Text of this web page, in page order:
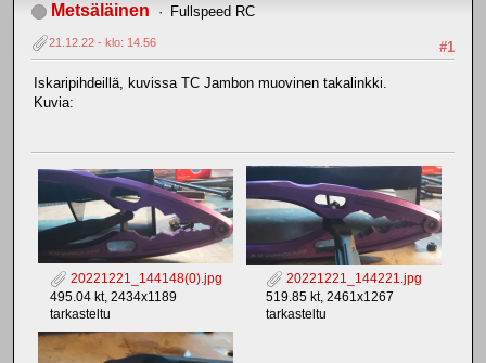
Metsäläinen Fullspeed RC
#1
21.12.22 - klo: 14.56
Iskaripihdeillä, kuvissa TC Jambon muovinen takalinkki.
Kuvia:
20221221_144148(0).jpg
495.04 kt, 2434x1189
tarkasteltu
20221221_144221.jpg
519.85 kt, 2461x1267
tarkasteltu